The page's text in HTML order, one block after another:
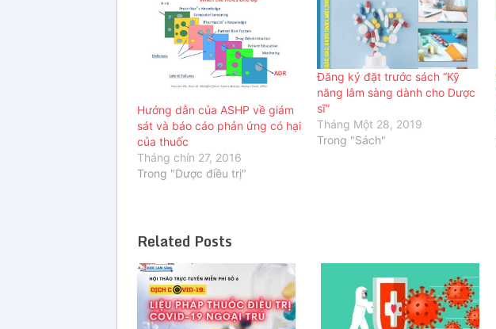
Hướng dẫn của ASHP về giám
sát và báo cáo phản ứng có hại
của thuốc
Tháng chín 27, 2016
Trong "Dược điều trị"
Đăng ký đặt trước sách “Kỹ
năng lâm sàng dành cho Dược
sĩ”
Tháng Một 28, 2019
Trong "Sách"
Related Posts